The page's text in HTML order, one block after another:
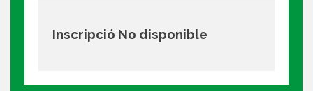
Inscripció No disponible